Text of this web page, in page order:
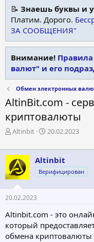
📝 Знаешь буквы и
Платим. Дорого.
ЗА СООБЩЕНИЯ"
Внимание!
валют" и его
Обмен электронных
AltinBit.com -
криптовалюты
А
т
о
р
т
е
м
ы
Altinbit
Д
т
а
н
а
ч
л
а
20.02.2023
Altinbit
Верифицирован
20.02.2023
Altinbit.com - это
который
обмена